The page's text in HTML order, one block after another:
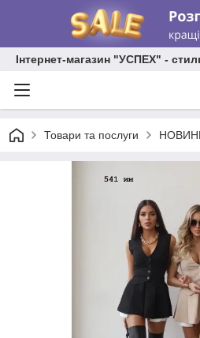
Інтернет-магазин "УСПЕХ" -
Товари та послуги НОВИНИ